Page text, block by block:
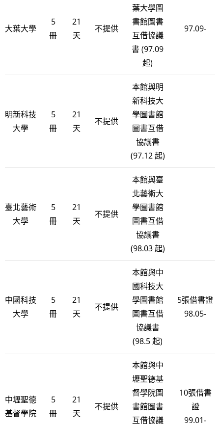
大葉大學
5
冊
21
天
不提供
葉大學圖
書館圖書
互借協議
書 (97.09
起)
97.09-
明新科技
大學
5
冊
21
天
不提供
本館與明
新科技大
學圖書館
圖書互借
協議書
(97.12 起)
臺北藝術
大學
5
冊
21
天
不提供
本館與臺
北藝術大
學圖書館
圖書互借
協議書
(98.03 起)
中國科技
大學
5
冊
21
天
不提供
本館與中
國科技大
學圖書館
圖書互借
協議書
(98.5 起)
5張借書證
98.05-
中壢聖德
基督學院
5
冊
21
天
不提供
本館與中
壢聖德基
督學院圖
書館圖書
互借協議
10張借書
證
99.01-